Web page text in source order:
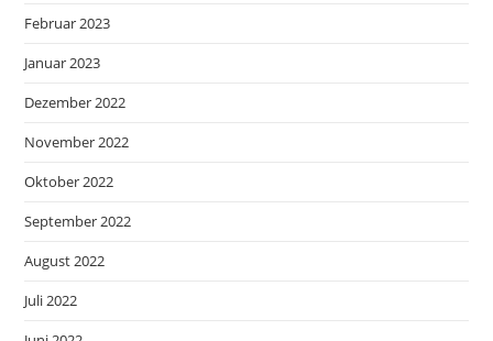
Februar 2023
Januar 2023
Dezember 2022
November 2022
Oktober 2022
September 2022
August 2022
Juli 2022